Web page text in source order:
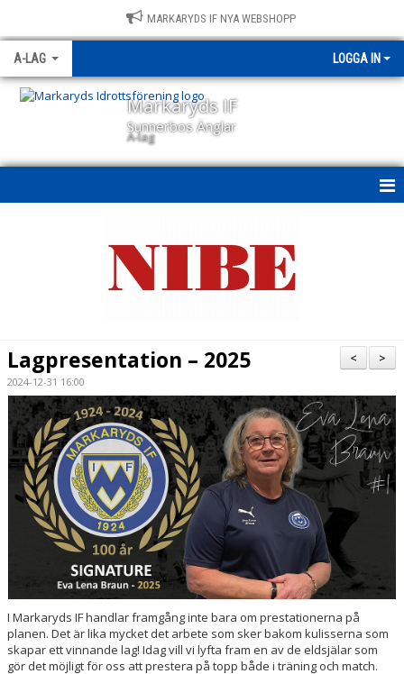
MARKARYDS IF NYA WEBSHOPP
A-LAG LOGGA IN
Markaryds IF
Sunnerbos Änglar
A-lag
TRUPPEN
BILDGALLERI
DOKUMENT
KONTAKT
MATCHDAG
>
<
Lagpresentation – 2025
2024-12-31 16:00
I Markaryds IF handlar framgång inte bara om prestationerna på
planen. Det är lika mycket det arbete som sker bakom kulisserna som
skapar ett vinnande lag! Idag vill vi lyfta fram en av de eldsjälar som
gör det möjligt för oss att prestera på topp både i träning och match.